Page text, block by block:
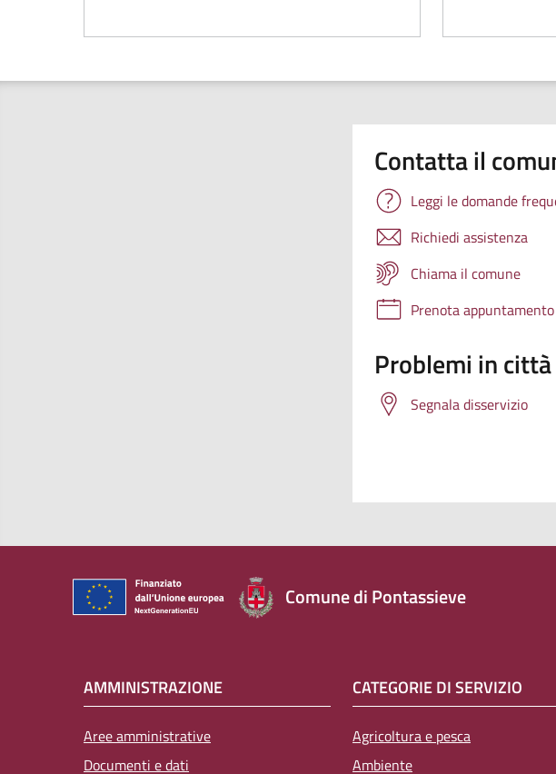
Contatta il
Leggi le domande
Richiedi assistenza
Chiama il comune
Prenota appuntamento
Problemi in città
Segnala disservizio
Comune di Pontassieve
AMMINISTRAZIONE
Aree amministrative
Documenti e dati
CATEGORIE DI SERVIZIO
Agricoltura e pesca
Ambiente